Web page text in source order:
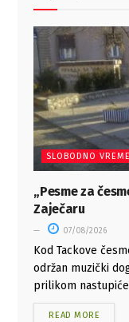
SLOBODNO VREME
„Pesme za
Zaječaru
07/08/2026
Kod Tackove
održan muzički
prilikom
READ MORE